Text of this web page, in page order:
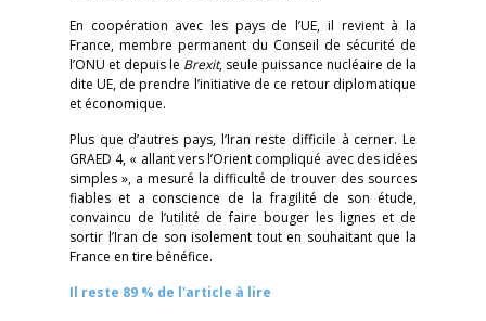
En coopération avec les pays de l’UE, il revient à la
France, membre permanent du Conseil de sécurité de
l’ONU et depuis le Brexit, seule puissance nucléaire de la
dite UE, de prendre l’initiative de ce retour diplomatique
et économique.
Plus que d’autres pays, l’Iran reste difficile à cerner. Le
GRAED 4, « allant vers l’Orient compliqué avec des idées
simples », a mesuré la difficulté de trouver des sources
fiables et a conscience de la fragilité de son étude,
convaincu de l’utilité de faire bouger les lignes et de
sortir l’Iran de son isolement tout en souhaitant que la
France en tire bénéfice.
Il reste 89 % de l'article à lire